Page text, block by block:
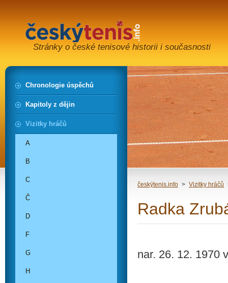
Stránky o české tenisové historii i současnosti
českýtenis.info > Vizitky hráčů
Radka
nar. 26. 12. 1970
Chronologie úspěchů
Kapitoly z dějin
Vizitky hráčů
A
B
C
Č
D
F
G
H